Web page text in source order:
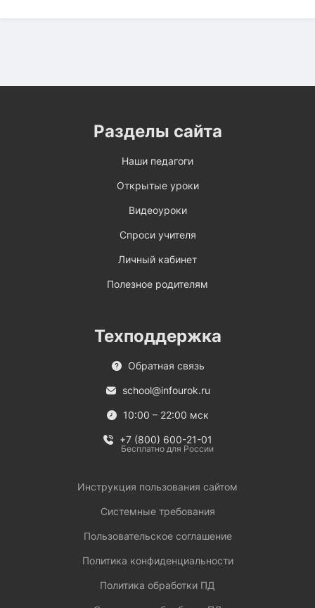
Разделы сайта
Наши педагоги
Открытые уроки
Видеоуроки
Спроси учителя
Личный кабинет
Полезное родителям
Техподдержка
Обратная связь
school@infourok.ru
10:00 – 22:00 мск
+7 (800) 600-21-01
Бесплатно для России
Инструкция пользования сайтом
Системные требования
Пользовательское соглашение
Политика конфиденциальности
Политика обработки ПД